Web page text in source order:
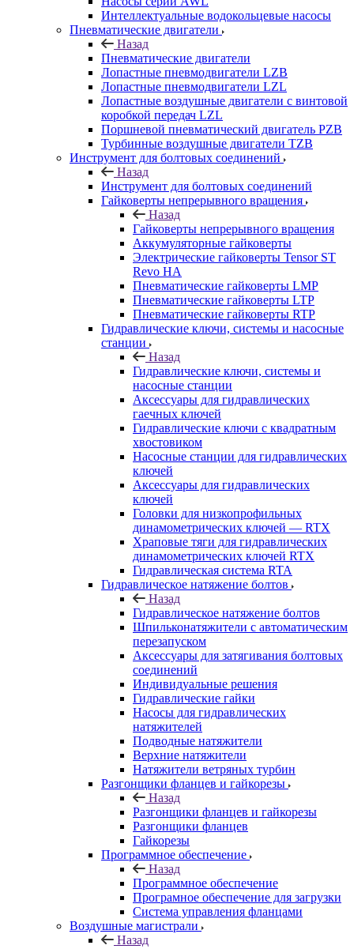
Интеллектуальные водокольцевые насосы
Пневматические двигатели
Назад
Пневматические двигатели
Лопастные пневмодвигатели LZB
Лопастные пневмодвигатели LZL
Лопастные воздушные двигатели с винтовой
коробкой передач LZL
Поршневой пневматический двигатель PZB
Турбинные воздушные двигатели TZB
Инструмент для болтовых соединений
Назад
Инструмент для болтовых соединений
Гайковерты непрерывного вращения
Назад
Гайковерты непрерывного вращения
Аккумуляторные гайковерты
Электрические гайковерты Tensor ST
Revo HA
Пневматические гайковерты LMP
Пневматические гайковерты LTP
Пневматические гайковерты RTP
Гидравлические ключи, системы и насосные
станции
Назад
Гидравлические ключи, системы и
насосные станции
Аксессуары для гидравлических
гаечных ключей
Гидравлические ключи с квадратным
хвостовиком
Насосные станции для гидравлических
ключей
Аксессуары для гидравлических
ключей
Головки для низкопрофильных
динамометрических ключей — RTX
Храповые тяги для гидравлических
динамометрических ключей RTX
Гидравлическая система RTA
Гидравлическое натяжение болтов
Назад
Гидравлическое натяжение болтов
Шпильконатяжители с автоматическим
перезапуском
Аксессуары для затягивания болтовых
соединений
Индивидуальные решения
Гидравлические гайки
Насосы для гидравлических
натяжителей
Подводные натяжители
Верхние натяжители
Натяжители ветряных турбин
Разгонщики фланцев и гайкорезы
Назад
Разгонщики фланцев и гайкорезы
Разгонщики фланцев
Гайкорезы
Программное обеспечение
Назад
Программное обеспечение
Програмное обеспечение для загрузки
Система управления фланцами
Воздушные магистрали
Назад